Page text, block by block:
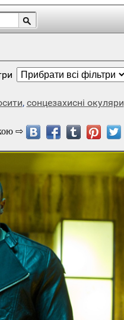
, сонцезахисні окуляри